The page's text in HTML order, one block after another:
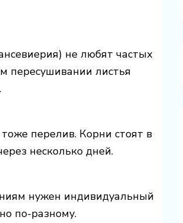
не любят частых
пересушивании листья
перелив. Корни стоят в
несколько дней.
нужен индивидуальный
по-разному.